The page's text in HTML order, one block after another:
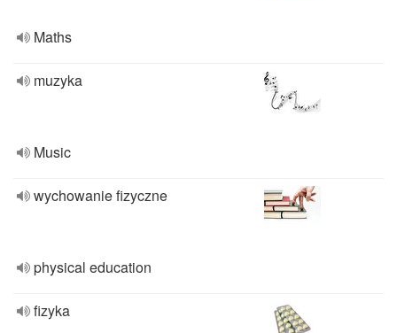
Maths
muzyka
Music
wychowanie fizyczne
physical education
fizyka